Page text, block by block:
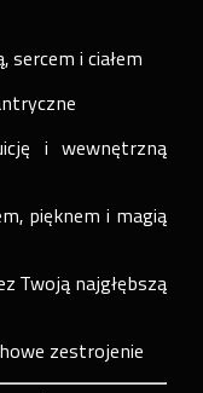
sercem i ciałem
i wewnętrzną
pięknem i magią
Twoją najgłębszą
zestrojenie